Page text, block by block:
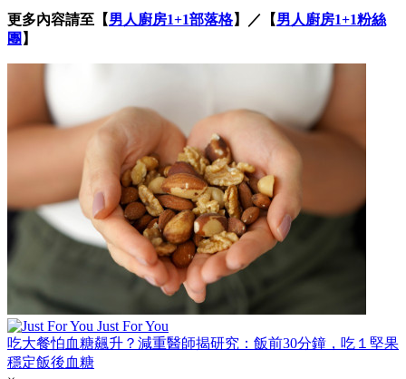
更多內容請至【男人廚房1+1部落格】／【男人廚房1+1粉絲
團 】
Just For You
吃大餐怕血糖飆升？減重醫師揭研究：飯前30分鐘，吃１堅果
穩定飯後血糖